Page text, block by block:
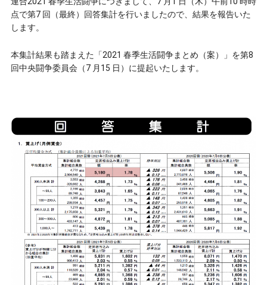
点で第7 回（最終）回答集計を行いましたので、結果を報告いた
します。
本集計結果も踏まえた「2021 春季生活闘争まとめ（案）」を第8
回中央闘争委員会（7 月15 日）に提起いたします。